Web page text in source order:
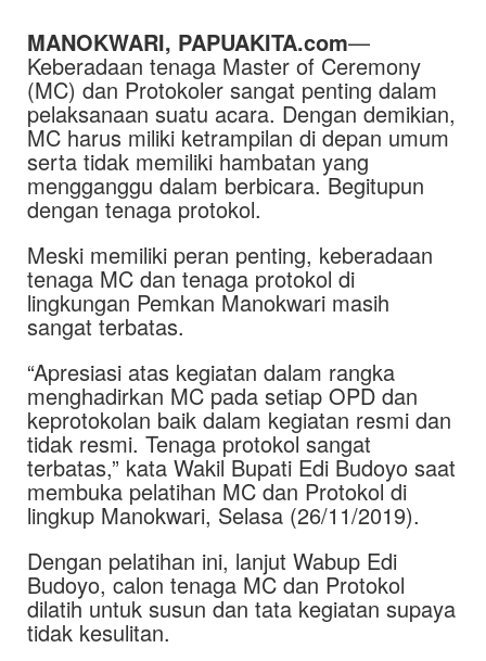
MANOKWARI, PAPUAKITA.com—
Keberadaan tenaga Master of Ceremony
(MC) dan Protokoler sangat penting dalam
pelaksanaan suatu acara. Dengan demikian,
MC harus miliki ketrampilan di depan umum
serta tidak memiliki hambatan yang
mengganggu dalam berbicara. Begitupun
dengan tenaga protokol.
Meski memiliki peran penting, keberadaan
tenaga MC dan tenaga protokol di
lingkungan Pemkan Manokwari masih
sangat terbatas.
“Apresiasi atas kegiatan dalam rangka
menghadirkan MC pada setiap OPD dan
keprotokolan baik dalam kegiatan resmi dan
tidak resmi. Tenaga protokol sangat
terbatas,” kata Wakil Bupati Edi Budoyo saat
membuka pelatihan MC dan Protokol di
lingkup Manokwari, Selasa (26/11/2019).
Dengan pelatihan ini, lanjut Wabup Edi
Budoyo, calon tenaga MC dan Protokol
dilatih untuk susun dan tata kegiatan supaya
tidak kesulitan.